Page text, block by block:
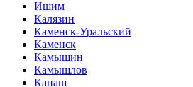
Ишим
Калязин
Каменск-Уральский
Каменск
Камышин
Камышлов
Канаш